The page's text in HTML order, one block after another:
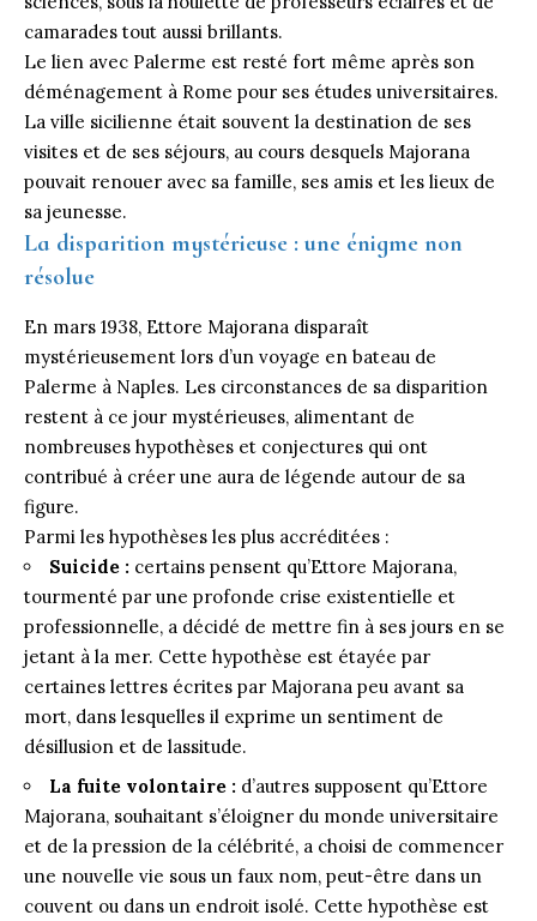
camarades tout aussi brillants.
Le lien avec Palerme est resté fort même après son
déménagement à Rome pour ses études universitaires.
La ville sicilienne était souvent la destination de ses
visites et de ses séjours, au cours desquels Majorana
pouvait renouer avec sa famille, ses amis et les lieux de
sa jeunesse.
La disparition mystérieuse : une énigme non
résolue
En mars 1938, Ettore Majorana disparaît
mystérieusement lors d’un voyage en bateau de
Palerme à Naples. Les circonstances de sa disparition
restent à ce jour mystérieuses, alimentant de
nombreuses hypothèses et conjectures qui ont
contribué à créer une aura de légende autour de sa
figure.
Parmi les hypothèses les plus accréditées :
Suicide : certains pensent qu’Ettore Majorana,
tourmenté par une profonde crise existentielle et
professionnelle, a décidé de mettre fin à ses jours en se
jetant à la mer. Cette hypothèse est étayée par
certaines lettres écrites par Majorana peu avant sa
mort, dans lesquelles il exprime un sentiment de
désillusion et de lassitude.
La fuite volontaire : d’autres supposent qu’Ettore
Majorana, souhaitant s’éloigner du monde universitaire
et de la pression de la célébrité, a choisi de commencer
une nouvelle vie sous un faux nom, peut-être dans un
couvent ou dans un endroit isolé. Cette hypothèse est